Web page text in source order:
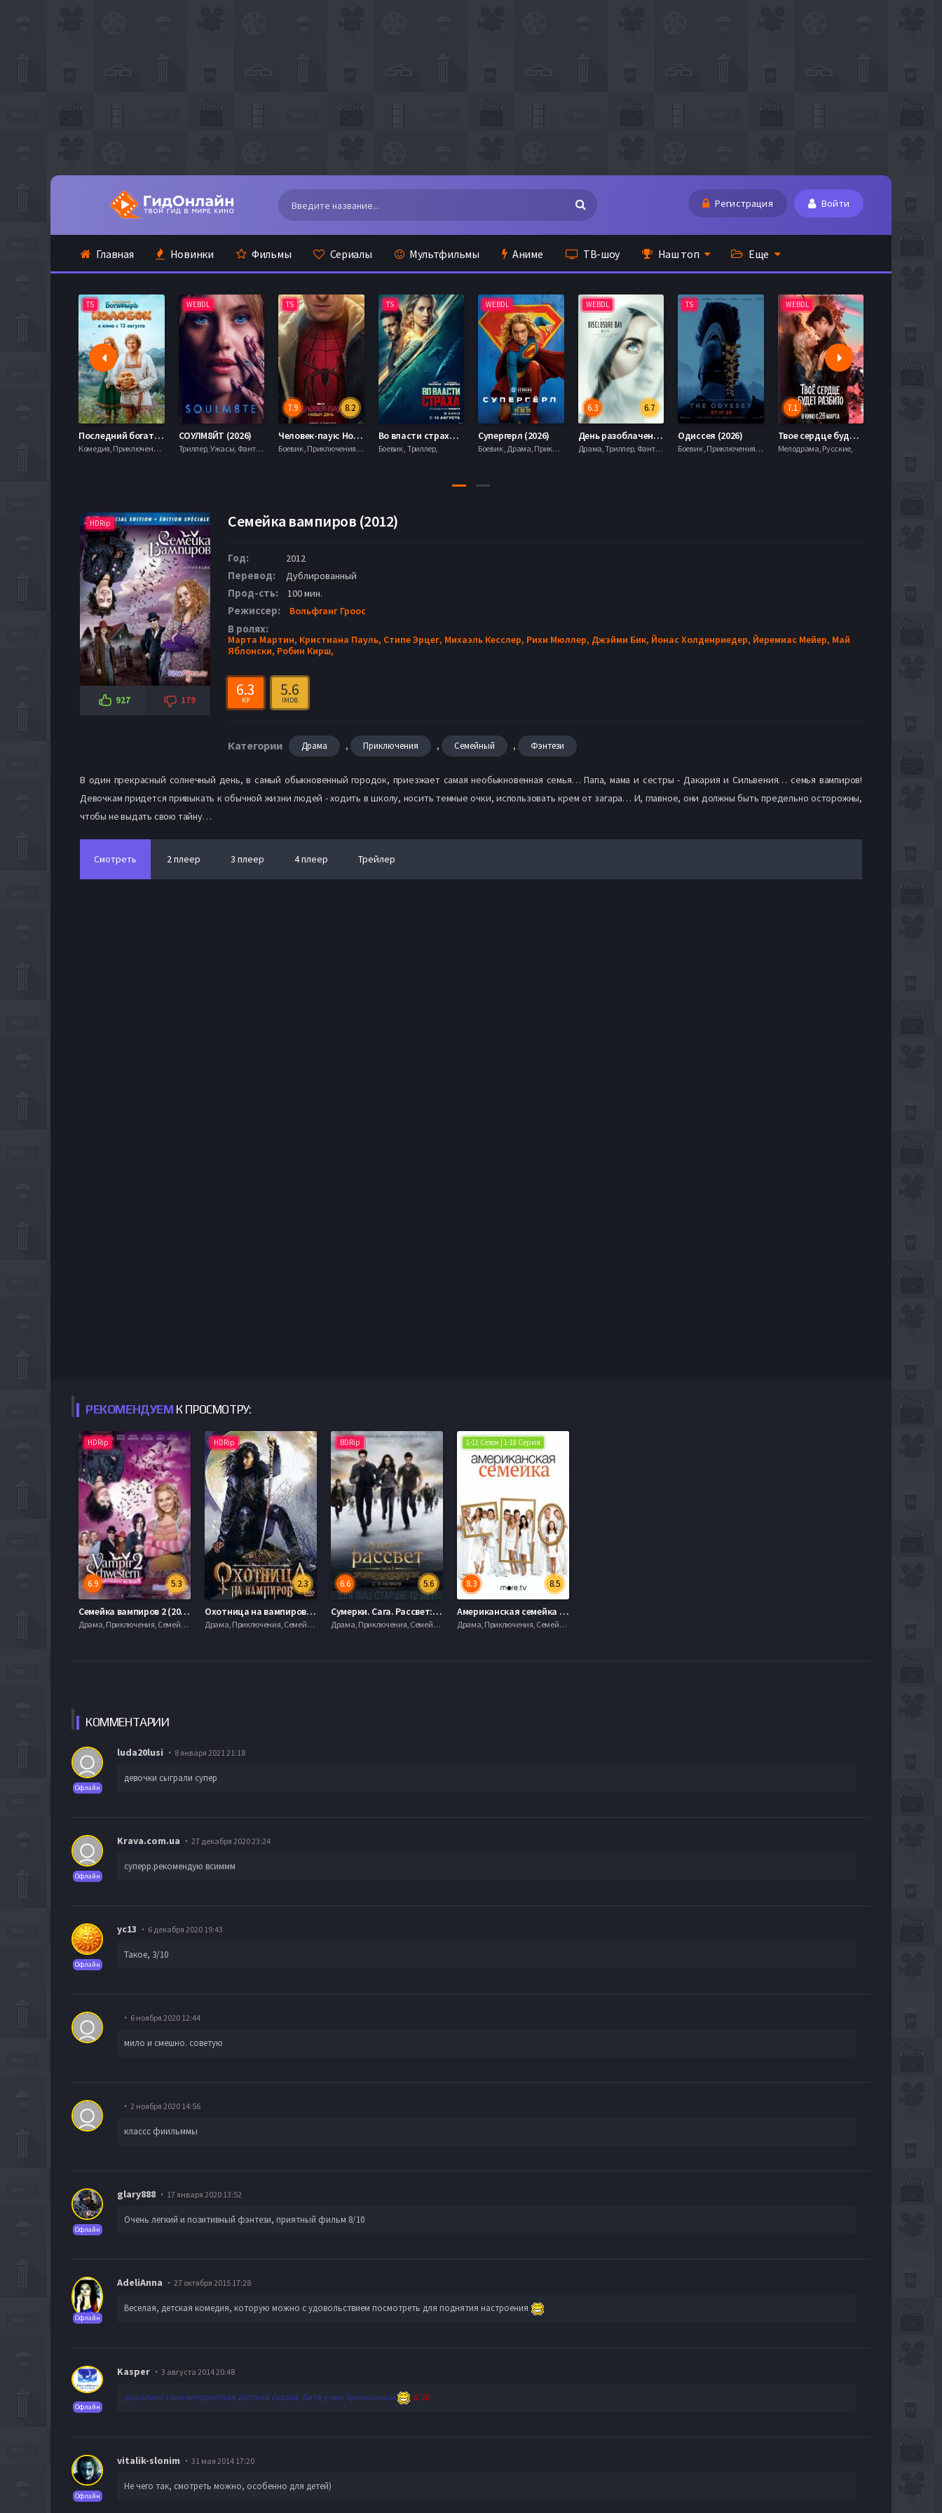
Регистрация Войти
Главная Новинки Фильмы Сериалы Мультфильмы Аниме ТВ-шоу Наш топ Еще
TS
Последний богатырь. Колобок (2026)
Комедия, Приключения, Фэнтези,
WEBDL
СОУЛМ8ЙТ (2026)
Триллер, Ужасы, Фантастика,
TS
8.2
7.9
Человек-паук: Новый день (2026)
Боевик , Приключения, Фантастика, Фэнтези,
TS
Во власти страха (2026)
Боевик , Триллер,
WEBDL
Супергерл (2026)
Боевик , Драма, Приключения, Фантастика,
WEBDL
6.7
6.3
День разоблачения (2026)
Драма, Триллер, Фантастика,
TS
Одиссея (2026)
Боевик , Приключения, Фэнтези,
WEBDL
7.1
Твое сердце будет разбито (2026)
Мелодрама, Русские,
HDRip
927 179
Семейка вампиров (2012)
Год: 2012
Перевод: Дублированный
Прод-сть: 100 мин.
Режиссер: Вольфганг Гроос
В ролях:
Марта Мартин, Кристиана Пауль, Стипе Эрцег, Михаэль Кесслер, Рихи Мюллер, Джэйми Бик, Йонас Холденриедер, Йеремиас Мейер, Май
Яблонски, Робин Кирш,
6.3
KP
5.6
IMDB
Категории Драма , Приключения , Семейный , Фэнтези
В один прекрасный солнечный день, в самый обыкновенный городок, приезжает самая необыкновенная семья… Папа, мама и сестры - Дакария и Сильвения… семья вампиров!
Девочкам придется привыкать к обычной жизни людей - ходить в школу, носить темные очки, использовать крем от загара… И, главное, они должны быть предельно осторожны,
чтобы не выдать свою тайну…
Смотреть 2 плеер 3 плеер 4 плеер Трейлер
РЕКОМЕНДУЕМ К ПРОСМОТРУ:
HDRip
5.3
6.9
Семейка вампиров 2 (2014)
Драма, Приключения, Семейный, Фэнтези, 2012
HDRip
2.3
Охотница на вампиров (2005)
Драма, Приключения, Семейный, Фэнтези, 2012
BDRip
5.6
6.6
Сумерки. Сага. Рассвет: Часть 2 (2012)
Драма, Приключения, Семейный, Фэнтези, 2012
1-11 Сезон | 1-18 Серия
8.5
8.3
Американская семейка / Семейные ценности (1-11 Сезон)
Драма, Приключения, Семейный, Фэнтези, 2012
КОММЕНТАРИИ
Офлайн
luda20lusi 8 января 2021 21:18
девочки сыграли супер
Офлайн
Krava.com.ua 27 декабря 2020 23:24
суперр.рекомендую всиммм
Офлайн
yc13 6 декабря 2020 19:43
Такое, 3/10
6 ноября 2020 12:44
мило и смешно. советую
2 ноября 2020 14:56
классс фиильммы
Офлайн
glary888 17 января 2020 13:52
Очень легкий и позитивный фэнтези, приятный фильм 8/10
Офлайн
AdeliAnna 27 октября 2015 17:28
Веселая, детская комедия, которую можно с удовольствием посмотреть для поднятия настроения
Офлайн
Kasper 3 августа 2014 20:48
довольно таки интерестная детская сказка, батя у них прикольный 8/10
Офлайн
vitalik-slonim 31 мая 2014 17:20
Не чего так, смотреть можно, особенно для детей)